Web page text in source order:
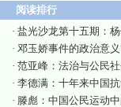
阅读排行
· 盐光沙龙第十五期：
· 邓玉娇事件的政治意
· 范亚峰：法治与公民
· 李德满：十年来中国
· 滕彪：中国公民运动